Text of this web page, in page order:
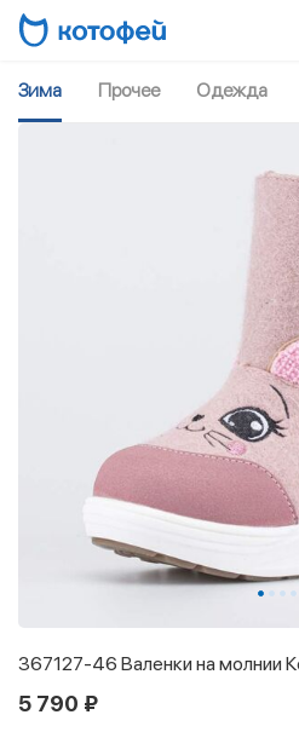
Зима Прочее Одежда
367127-46 Валенки на молнии
5 790 ₽